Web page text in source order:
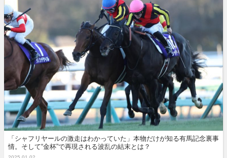
「シャフリヤールの激走はわかっていた」本物だけが知る有馬記念裏事
情。そして“金杯”で再現される波乱の結末とは？